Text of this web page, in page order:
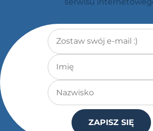
Adres e-mail*
Imię
Nazwisko
ZAPISZ SIĘ